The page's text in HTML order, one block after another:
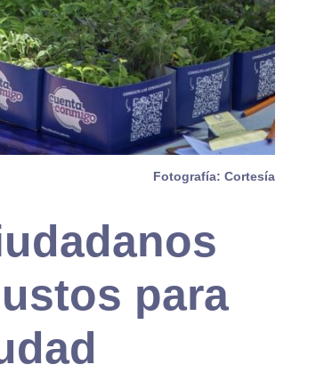
Fotografía: Cortesía
para